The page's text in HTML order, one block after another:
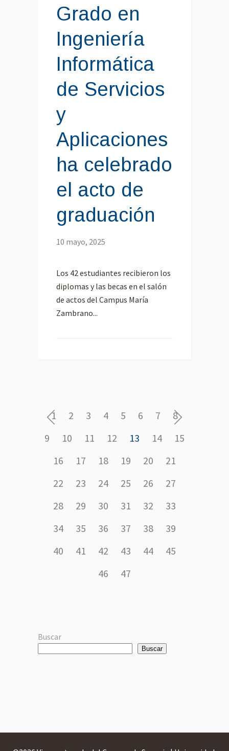
Grado en
Ingeniería
Informática
de Servicios
y
Aplicaciones
ha celebrado
el acto de
graduación
10 mayo, 2025
Los 42 estudiantes recibieron los
diplomas y las becas en el salón
de actos del Campus María
Zambrano...
1 2 3 4 5 6 7
8
9
10 11 12 13 14
15
16
17 18 19 20
21
22
23 24 25 26
27
28
29 30 31 32
33
34
35 36 37 38
39
40
41 42 43 44
45
46
47
Buscar
Buscar